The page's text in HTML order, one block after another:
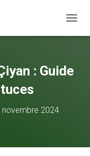
: Guide
novembre 2024